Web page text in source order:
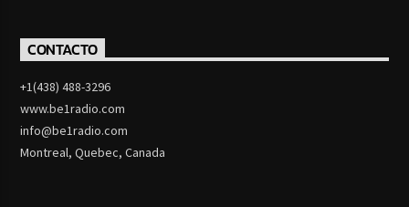
CONTACTO
+1(438) 488-3296
www.be1radio.com
info@be1radio.com
Montreal, Quebec, Canada